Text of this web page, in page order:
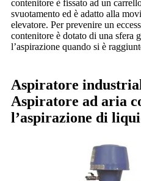
contenitore è fissato ad un
svuotamento ed è adatto alla
elevatore. Per prevenire un
contenitore è dotato di una sfera
l’aspirazione quando si è
Aspiratore
Aspiratore ad aria
l’aspirazione di